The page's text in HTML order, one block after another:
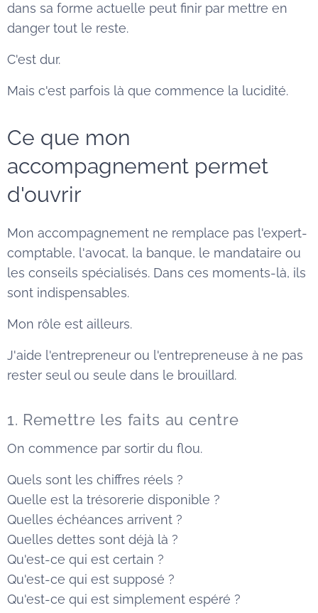
dans sa forme actuelle peut finir par mettre en
danger tout le reste.
C'est dur.
Mais c'est parfois là que commence la lucidité.
Ce que mon
accompagnement permet
d'ouvrir
Mon accompagnement ne remplace pas l'expert-
comptable, l'avocat, la banque, le mandataire ou
les conseils spécialisés. Dans ces moments-là, ils
sont indispensables.
Mon rôle est ailleurs.
J'aide l'entrepreneur ou l'entrepreneuse à ne pas
rester seul ou seule dans le brouillard.
1. Remettre les faits au centre
On commence par sortir du flou.
Quels sont les chiffres réels ?
Quelle est la trésorerie disponible ?
Quelles échéances arrivent ?
Quelles dettes sont déjà là ?
Qu'est-ce qui est certain ?
Qu'est-ce qui est supposé ?
Qu'est-ce qui est simplement espéré ?